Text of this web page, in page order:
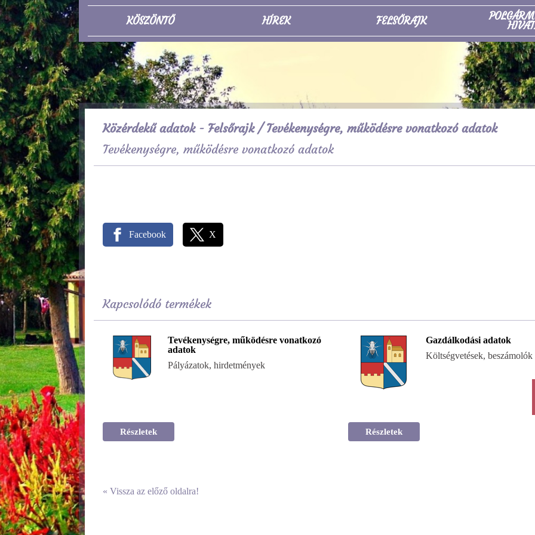
KÖSZÖNTŐ HÍREK FELSŐRAJK
Közérdekű adatok - Felsőrajk/ Tevékenységre, működésre vonatkozó adatok
Tevékenységre, működésre vonatkozó adatok
Facebook X
Kapcsolódó termékek
Tevékenységre, működésre vonatkozó
adatok
Pályázatok, hirdetmények
Részletek
Gazdálkodási adatok
Költségvetések, beszámolók
Részletek
« Vissza az előző oldalra!